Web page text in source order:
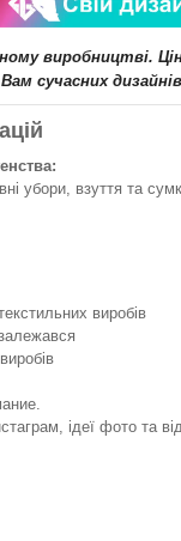
виробництві.
сучасних
убори, взуття та
виробів
ідеї фото та